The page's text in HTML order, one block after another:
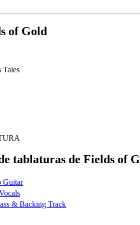
of Gold
Tales
tablaturas de Fields of
Guitar
& Backing Track